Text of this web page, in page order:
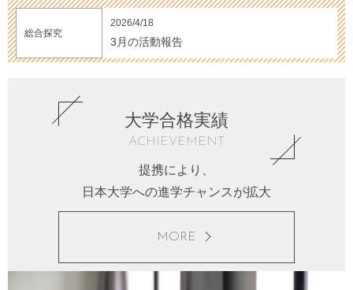
総合探究
2026/4/18
3月の活動報告
大学合格実績
ACHIEVEMENT
提携により、
日本大学への進学チャンスが拡大
MORE